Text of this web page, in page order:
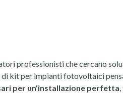
professionisti che cercano
di kit per impianti fotovoltaici
per un'installazione perfetta